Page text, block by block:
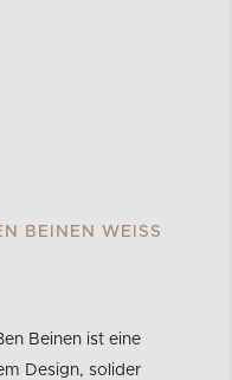
BEINEN WEISS R
Beinen ist eine
Design, solider